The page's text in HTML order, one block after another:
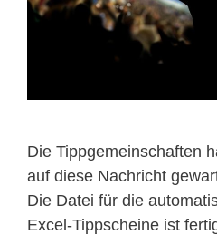
Die Tippgemeinschaften
auf diese Nachricht
Die Datei für die
Excel-Tippscheine ist